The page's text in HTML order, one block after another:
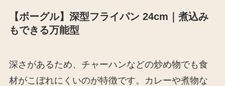
【ボーグル】深型フライパン 24cm｜煮込み
もできる万能型
深さがあるため、チャーハンなどの炒め物でも食
材がこぼれにくいのが特徴です。カレーや煮物な